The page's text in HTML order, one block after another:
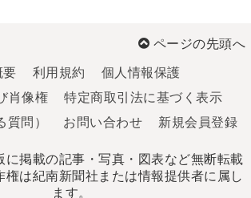
ページの先頭へ
要
利用規約
個人情報保護
肖像権
特定商取引法に基づく表示
問）
お問い合わせ 新規会員登録
に掲載の記事・写真・図表など無断転載
権は紀南新聞社または情報提供者に属し
ます。